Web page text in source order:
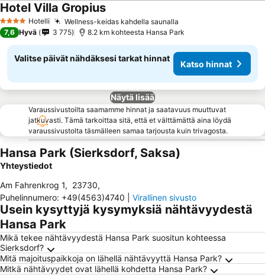
4 Tähtiluokitus
Hotelli Wellness-keidas kahdella saunalla
Hotel Villa Gropius
7,6 Hyvä 3 775 8.2 km kohteesta Hansa Park
Valitse päivät nähdäksesi tarkat hinnat
Katso hinnat
Näytä lisää
Varaussivustoilta saamamme hinnat ja saatavuus muuttuvat
jatkuvasti. Tämä tarkoittaa sitä, että et välttämättä aina löydä
varaussivustolta täsmälleen samaa tarjousta kuin trivagosta.
Hansa Park (Sierksdorf, Saksa)
Yhteystiedot
Am Fahrenkrog 1, 23730,
Puhelinnumero: +49(4563)4740 Virallinen sivusto
Usein kysyttyjä kysymyksiä nähtävyydestä
Hansa Park
Mikä tekee nähtävyydestä Hansa Park suositun kohteessa
Sierksdorf?
Mitä majoituspaikkoja on lähellä nähtävyyttä Hansa Park?
Mitkä nähtävyydet ovat lähellä kohdetta Hansa Park?